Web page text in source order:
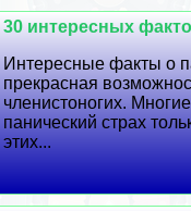
30 интересных
Интересные факты о
прекрасная
члeнистоногих.
панический страх
этих...